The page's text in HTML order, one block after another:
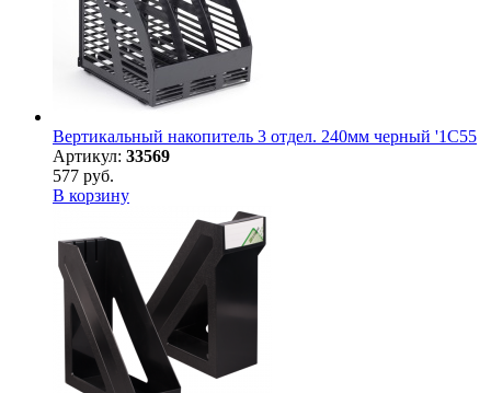
Вертикальный накопитель 3 отдел. 240мм черный '1С55
Артикул: 33569
577 руб.
В корзину